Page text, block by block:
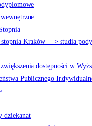
Kraków —> studia
dostępności w
Publicznego
dziekanat